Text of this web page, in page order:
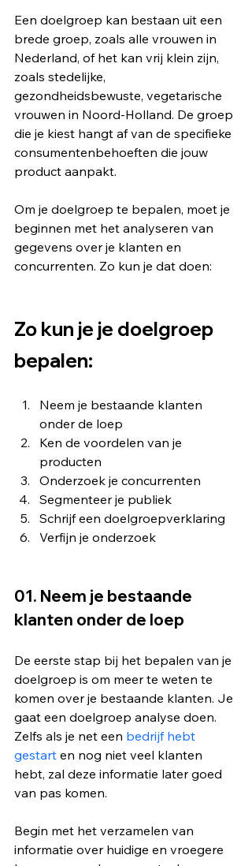
Een doelgroep kan bestaan uit een
brede groep, zoals alle vrouwen in
Nederland, of het kan vrij klein zijn,
zoals stedelijke,
gezondheidsbewuste, vegetarische
vrouwen in Noord-Holland. De groep
die je kiest hangt af van de specifieke
consumentenbehoeften die jouw
product aanpakt.
Om je doelgroep te bepalen, moet je
beginnen met het analyseren van
gegevens over je klanten en
concurrenten. Zo kun je dat doen:
Zo kun je je doelgroep
bepalen:
Neem je bestaande klanten
onder de loep
Ken de voordelen van je
producten
Onderzoek je concurrenten
Segmenteer je publiek
Schrijf een doelgroepverklaring
Verfijn je onderzoek
01. Neem je bestaande
klanten onder de loep
De eerste stap bij het bepalen van je
doelgroep is om meer te weten te
komen over je bestaande klanten. Je
gaat een doelgroep analyse doen.
Zelfs als je net een bedrijf hebt
gestart en nog niet veel klanten
hebt, zal deze informatie later goed
van pas komen.
Begin met het verzamelen van
informatie over huidige en vroegere